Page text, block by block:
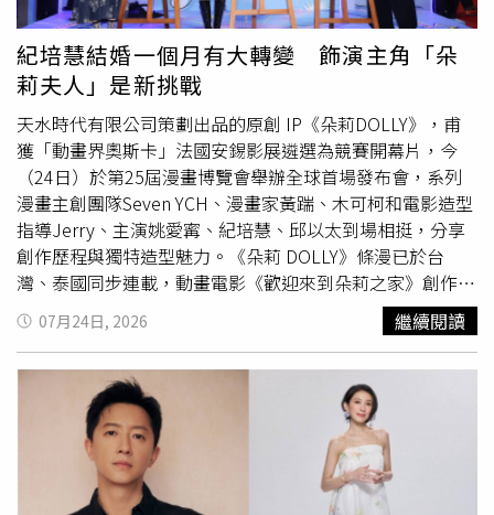
日》拍攝期間保密規格極高，劇本會由專人騎摩托車送到演
員手中，讀完後便立即收回，不能拍照或留下副本，讓整個
拍攝過程更添神祕色彩。台灣大哥大MyVideo七月同步推出
豐富強檔電影片單，包括以喜劇描述妥瑞氏患者心路歷程的
《出口成髒》、聚焦台灣在地案件的《搜查瑠公圳》、林依
晨主演的愛情電影《失明》，以及描寫聖經傳奇英雄成長歷
程的動畫電影《大衛：王者降臨》；另有劉昊然、約翰庫薩
克主演的懸疑鉅作《解密》、跨越時空與陰陽界線的奇幻愛
情喜劇《超時空鬼妻》，以及延續《奇蹟男孩》感動精神的
《奇蹟男孩：白鳥之心》於台灣大哥大MyVideo獨家播出，
從好萊塢科幻、華語懸疑到療癒親情，一次滿足影迷暑假追
片願望。
何訂閱費用。Meta強調，取得「Facebook Verified」標章
僅代表該帳號經過自拍比對，確定背後由「真實人類」營
運，並符合基本安全標準，並不代表官方為該用戶的信用背
書或提供交易擔保。所有用戶在平台上的行為，依然受限於
Meta的社群守則與商業政策，若有違規情事仍會依法處
理。這項全新認證機制目前正採取分階段方式上線，率先於
指定市場推出，後續將逐步擴展至全球。Meta表示，在AI浪
潮下，區分真人與虛擬帳號已成為保障網路安全的關鍵，期
盼透過「Facebook Verified」幫助用戶在瀏覽商品、結交
新朋友或參與社群討論時，能更快速辨識真實身分，打造更
具信任感的社群環境。
紀培慧結婚一個月有大轉變 飾演主角「朵
莉夫人」是新挑戰
天水時代有限公司策劃出品的原創 IP《朵莉DOLLY》，甫
獲「動畫界奧斯卡」法國安錫影展遴選為競賽開幕片，今
（24日）於第25屆漫畫博覽會舉辦全球首場發布會，系列
漫畫主創團隊Seven YCH、漫畫家黃踹、木可柯和電影造型
指導Jerry、主演姚愛寗、紀培慧、邱以太到場相挺，分享
創作歷程與獨特造型魅力。《朵莉 DOLLY》條漫已於台
灣、泰國同步連載，動畫電影《歡迎來到朵莉之家》創作團
隊希望透過本次IP發布會，展現台灣原創IP跨足多元內容領
域、邁向國際的軟實力。動畫電影《歡迎來到朵莉之家》身
兼演出與配音的三位主角紀培慧（左起）、邱以太、姚愛
寗。（圖／天水時代有限公司提供）原創 Seven YCH以《太
平廣記》為靈感， 塑造出千年巫女「朵莉DOLLY」橫跨兩
千年的暗黑詩意巨河故事，朵莉在漫長的生命中，和飛天妖
耶利飛天、神僧菩因、以及三神使和魑魅等，捲入一樁樁恐
怖事件，體會人性情感後，開始追尋並找到真正自我。系列
07月24日, 2026 繼續閱讀